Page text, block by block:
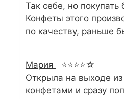
Так себе, но покупать
Конфеты этого
по качеству, раньше
Мария
⭐⭐⭐⭐☆
Открыла на выходе
конфетами и сразу